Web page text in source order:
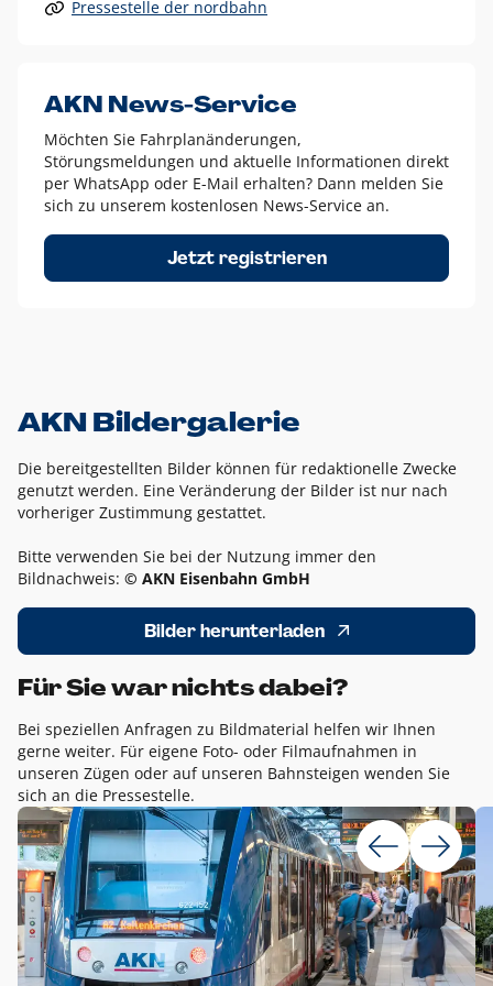
Alle anderen Logo-Varianten dürfen nur in Ausnahmefällen
Diese Ausnahmen sind zum Beispiel:
dem AKN Blau,
weißes Logo auf Fotohintergründen,
schwarzes Logo für reine Schwarz-Weiß-Umsetzungen
Um das Logo herum muss ein Schutzraum von jeweils einer
Höhe bzw. Breite des N aus AKN in alle Richtungen
Pressestelle der nordbahn
AKN News-Service
Möchten Sie Fahrplanänderungen,
Störungsmeldungen und aktuelle Informationen direkt
per WhatsApp oder E-Mail erhalten? Dann melden Sie
sich zu unserem kostenlosen News-Service an.
Jetzt registrieren
AKN Bildergalerie
Die bereitgestellten Bilder können für redaktionelle Zwecke
genutzt werden. Eine Veränderung der Bilder ist nur nach
vorheriger Zustimmung gestattet.
Bitte verwenden Sie bei der Nutzung immer den
Bildnachweis: © AKN Eisenbahn GmbH
Bilder herunterladen
Für Sie war nichts dabei?
Bei speziellen Anfragen zu Bildmaterial helfen wir Ihnen
gerne weiter. Für eigene Foto- oder Filmaufnahmen in
unseren Zügen oder auf unseren Bahnsteigen wenden Sie
sich an die Pressestelle.